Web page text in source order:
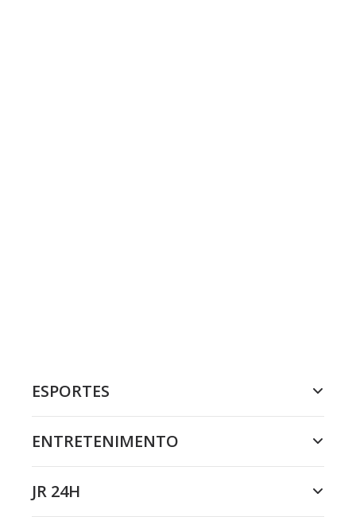
ESPORTES
ENTRETENIMENTO
JR 24H